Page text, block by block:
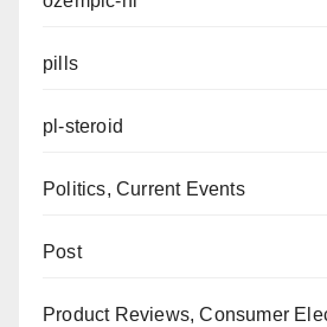
pills
pl-steroid
Politics, Current Events
Post
Product Reviews, Consumer